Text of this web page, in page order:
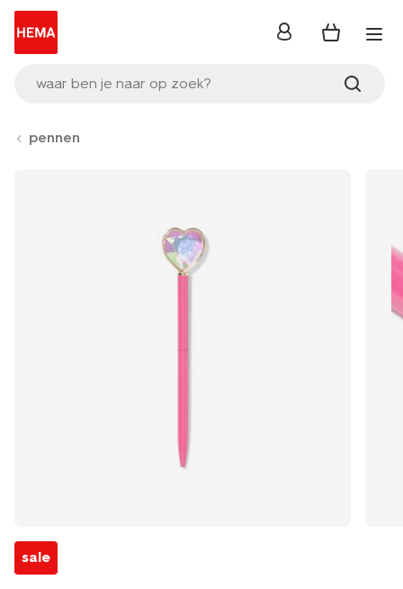
waar ben je naar op zoek?
inloggen
pennen
sale